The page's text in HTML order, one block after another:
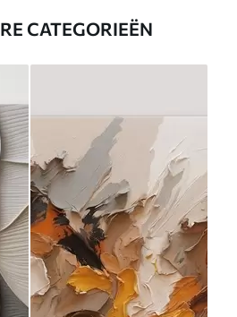
CATEGORIEËN